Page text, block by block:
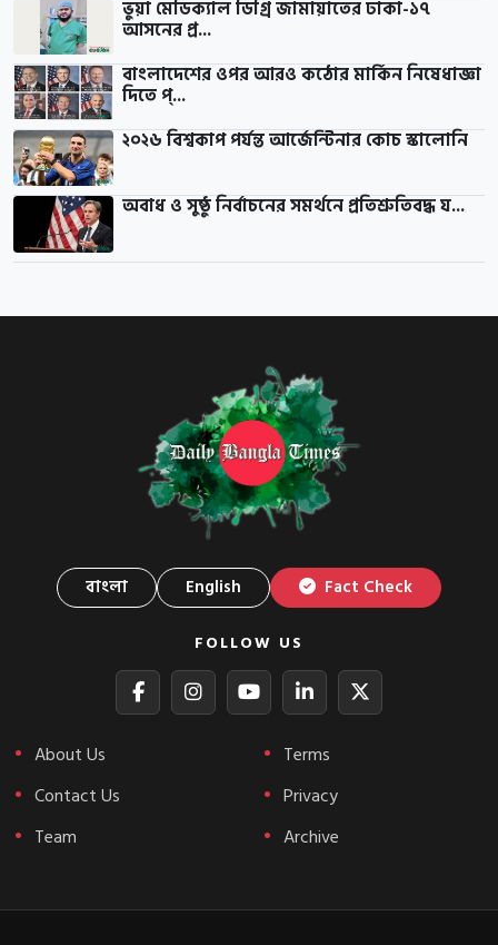
ভুয়া মেডিক্যাল ডিগ্রি জামায়াতের ঢাকা-১৭
আসনের প্র...
বাংলাদেশের ওপর আরও কঠোর মার্কিন নিষেধাজ্ঞা
দিতে প্...
২০২৬ বিশ্বকাপ পর্যন্ত আর্জেন্টিনার কোচ স্কালোনি
অবাধ ও সুষ্ঠু নির্বাচনের সমর্থনে প্রতিশ্রুতিবদ্ধ য...
বাংলা English Fact Check
FOLLOW US
About Us
Contact Us
Team
Terms
Privacy
Archive